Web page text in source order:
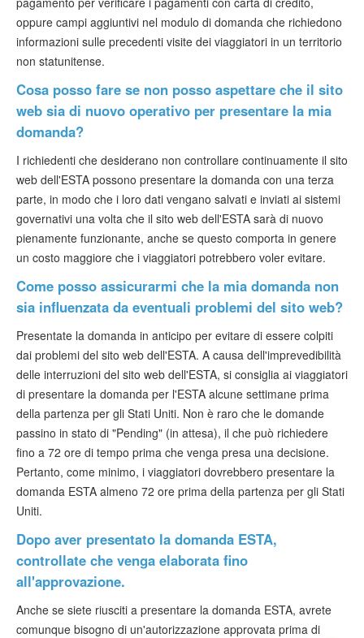
oppure campi aggiuntivi nel modulo di domanda che richiedono
informazioni sulle precedenti visite dei viaggiatori in un territorio
non statunitense.
Cosa posso fare se non posso aspettare che il sito
web sia di nuovo operativo per presentare la mia
domanda?
I richiedenti che desiderano non controllare continuamente il sito
web dell'ESTA possono presentare la domanda con una terza
parte, in modo che i loro dati vengano salvati e inviati ai sistemi
governativi una volta che il sito web dell'ESTA sarà di nuovo
pienamente funzionante, anche se questo comporta in genere
un costo maggiore che i viaggiatori potrebbero voler evitare.
Come posso assicurarmi che la mia domanda non
sia influenzata da eventuali problemi del sito web?
Presentate la domanda in anticipo per evitare di essere colpiti
dai problemi del sito web dell'ESTA. A causa dell'imprevedibilità
delle interruzioni del sito web dell'ESTA, si consiglia ai viaggiatori
di presentare la domanda per l'ESTA alcune settimane prima
della partenza per gli Stati Uniti. Non è raro che le domande
passino in stato di "Pending" (in attesa), il che può richiedere
fino a 72 ore di tempo prima che venga presa una decisione.
Pertanto, come minimo, i viaggiatori dovrebbero presentare la
domanda ESTA almeno 72 ore prima della partenza per gli Stati
Uniti.
Dopo aver presentato la domanda ESTA,
controllate che venga elaborata fino
all'approvazione.
Anche se siete riusciti a presentare la domanda ESTA, avrete
comunque bisogno di un'autorizzazione approvata prima di